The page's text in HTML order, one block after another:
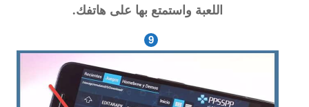
اللعبة واستمتع بها على هاتفك.